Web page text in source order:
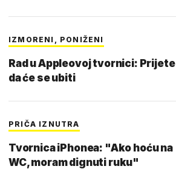
IZMORENI, PONIŽENI
Rad u Appleovoj tvornici: Prijete
da će se ubiti
PRIČA IZNUTRA
Tvornica iPhonea: "Ako hoću na
WC, moram dignuti ruku"